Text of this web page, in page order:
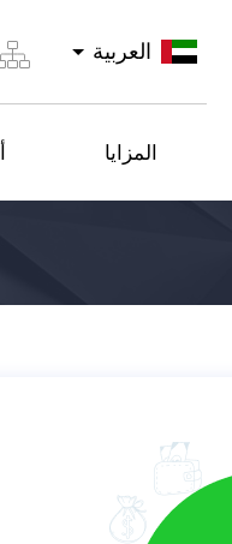
العربية
المزايا